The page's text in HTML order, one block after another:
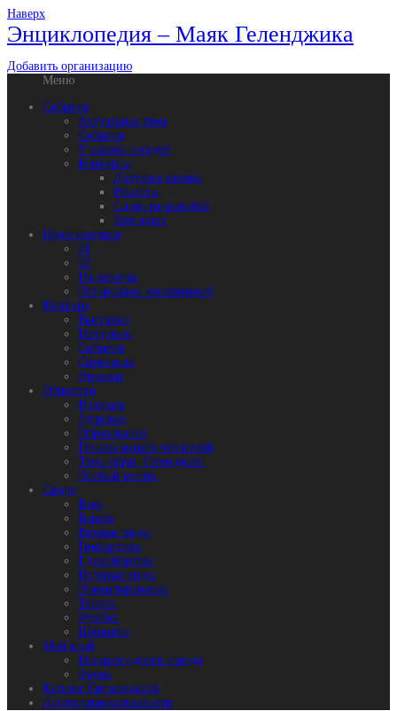
Наверх
Энциклопедия – Маяк Геленджика
Добавить организацию
Меню
События
Актуальная тема
События
У наших соседей
Конкурсы
Девушка месяца
Рецепты
Слово не воробей
Фотофакт
Происшествия
01
02
На дорогах
Осторожно: мошенники!
Культура
Выставки
Интервью
События
Спектакли
Фильмы
Общество
В городе
Здоровье
Образование
Письма наших читателей
Твои люди, Геленджик!
Особый взгляд
Спорт
Бокс
Борьба
Водные виды
Гимнастика
Единоборства
Игровые виды
Ориентирование
Теннис
Футбол
Шахматы
Мой край
История одного города
Фауна
Каталог Организаций
Достопримечательности